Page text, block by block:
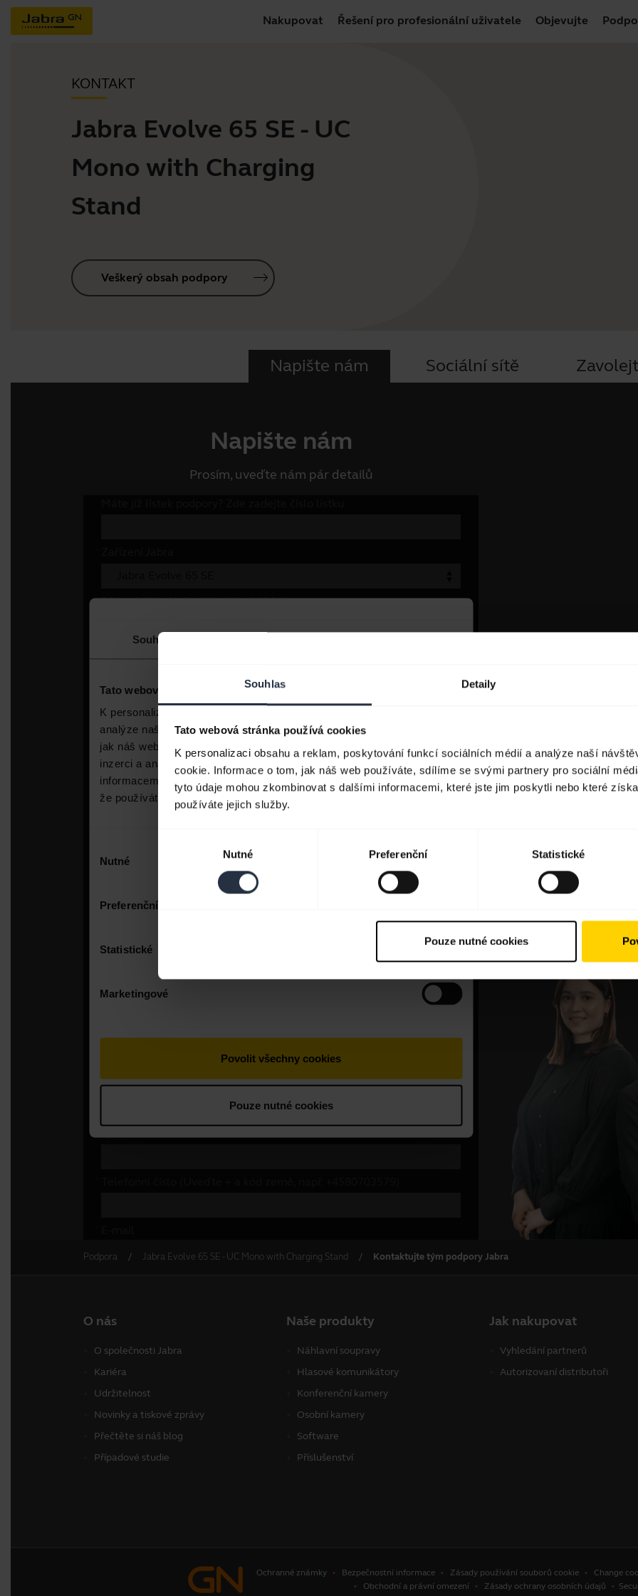
Souhlas Detaily
Tato webová stránka používá cookies
K personalizaci obsahu a reklam, poskytování funkcí sociálních médií a analýze naší
cookie. Informace o tom, jak náš web používáte, sdílíme se svými partnery pro sociální
tyto údaje mohou zkombinovat s dalšími informacemi, které jste jim poskytli nebo které
používáte jejich služby.
Nutné Preferenční Statistické
Pouze nutné cookies
Nakupovat Řešení pro profesionální uživatele Objevujte
KONTAKT
Jabra Evolve 65 SE - UC
Mono with Charging
Stand
Veškerý obsah podpory
Napište nám Sociální sítě
Napište nám
Prosím, uveďte nám pár detailů
Podpora Jabra Evolve 65 SE - UC Mono with Charging Stand Kontaktujte tým podpory Jabra
O nás
O společnosti Jabra
Kariéra
Udržitelnost
Novinky a tiskové zprávy
Přečtěte si náš blog
Případové studie
Naše produkty
Náhlavní soupravy
Hlasové komunikátory
Konferenční kamery
Osobní kamery
Software
Příslušenství
Jak nakupovat
Vyhledání partnerů
Autorizovaní distributoři
Ochranné známky Bezpečnostní informace Zásady používání souborů cookie Change
Obchodní a právní omezení
Zásady ochrany osobních údajů